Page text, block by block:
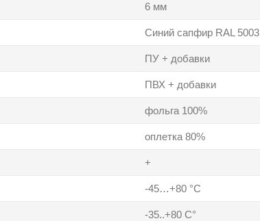
6 мм
Синий сапфир RAL 5003
ПУ + добавки
ПВХ + добавки
фольга 100%
оплетка 80%
+
-45…+80 °C
-35..+80 С°